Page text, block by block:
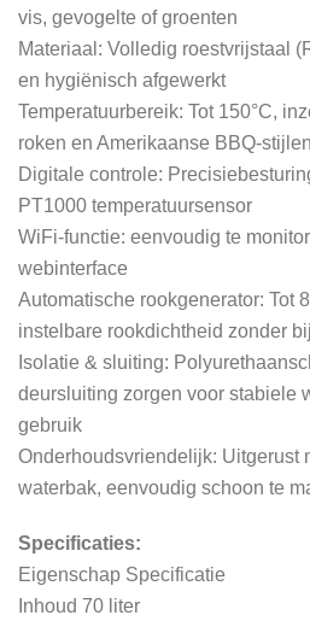
vis, gevogelte of groenten
Materiaal: Volledig roestvrijstaal
en hygiënisch afgewerkt
Temperatuurbereik: Tot 150°C,
roken en Amerikaanse BBQ-stijlen
Digitale controle:
PT1000 temperatuursensor
WiFi-functie: eenvoudig te
webinterface
Automatische rookgenerator: Tot
instelbare rookdichtheid zonder
Isolatie & sluiting:
deursluiting zorgen voor stabiele
gebruik
Onderhoudsvriendelijk: Uitgerust
waterbak, eenvoudig schoon te
Specificaties:
Eigenschap Specificatie
Inhoud 70 liter